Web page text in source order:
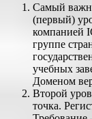
Самый
(первый)
компанией
группе
учебных
Доменом
Второй
точка.